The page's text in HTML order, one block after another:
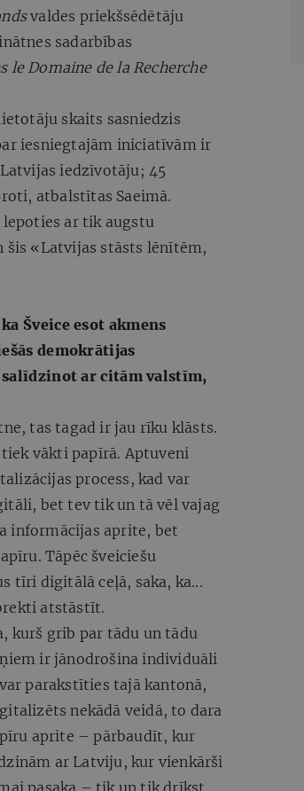
valdes priekšsēdētāju
sadarbības
le Domaine de la Recherche
skaits sasniedzis
iesniegtajām iniciatīvām ir
iedzīvotāju; 45
atbalstītas Saeimā.
ar tik augstu
šis «Latvijas stāsts lēnītēm,
Šveice esot akmens
demokrātijas
ar citām valstīm,
tas tagad ir jau rīku klāsts.
vākti papīrā. Aptuveni
process, kad var
bet tev tik un tā vēl vajag
informācijas aprite, bet
Tāpēc šveiciešu
tīri digitālā ceļā, saka, ka...
atstāstīt.
kurš grib par tādu un tādu
ir jānodrošina individuāli
parakstīties tajā kantonā,
nekādā veidā, to dara
aprite – pārbaudīt, kur
ar Latviju, kur vienkārši
pasaka – tik un tik drīkst